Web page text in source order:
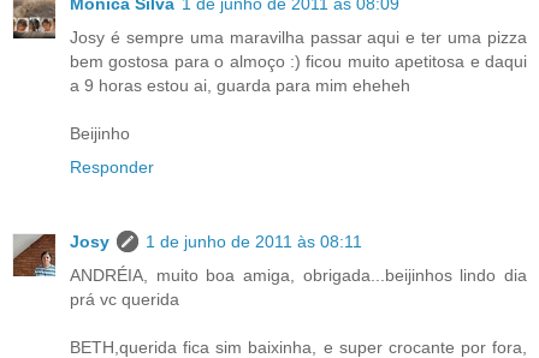
Josy é sempre uma maravilha passar aqui e ter uma pizza
bem gostosa para o almoço :) ficou muito apetitosa e daqui
a 9 horas estou ai, guarda para mim eheheh
Beijinho
Responder
Josy
1 de junho de 2011 às 08:11
ANDRÉIA, muito boa amiga, obrigada...beijinhos lindo dia
prá vc querida
BETH,querida fica sim baixinha, e super crocante por fora,